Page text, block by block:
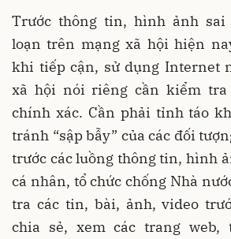
Trước thông tin, hình ảnh sai
loạn trên mạng xã hội hiện
khi tiếp cận, sử dụng Internet
xã hội nói riêng cần kiểm
chính xác. Cần phải tỉnh táo
tránh “sập bẫy” của các đối
trước các luồng thông tin, hình
cá nhân, tổ chức chống Nhà
tra các tin, bài, ảnh, video
chia sẻ, xem các trang web,